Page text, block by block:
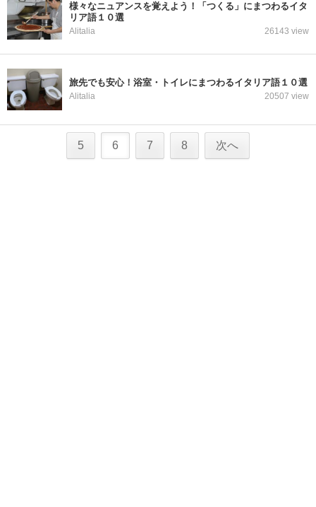
様々なニュアンスを覚えよう！「つくる」にまつわるイタ
リア語１０選
Alitalia 26143 view
旅先でも安心！浴室・トイレにまつわるイタリア語１０選
Alitalia 20507 view
5 6 7 8 次へ